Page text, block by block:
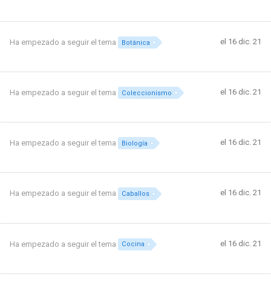
Ha empezado a seguir el tema Botánica el 16 dic. 21
Ha empezado a seguir el tema Coleccionismo el 16 dic. 21
Ha empezado a seguir el tema Biología el 16 dic. 21
Ha empezado a seguir el tema Caballos el 16 dic. 21
Ha empezado a seguir el tema Cocina el 16 dic. 21